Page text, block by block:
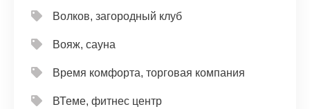
Волков, загородный клуб
Вояж, сауна
Время комфорта, торговая компания
ВТеме, фитнес центр